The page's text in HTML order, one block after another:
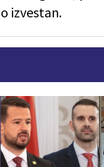
izvestan.